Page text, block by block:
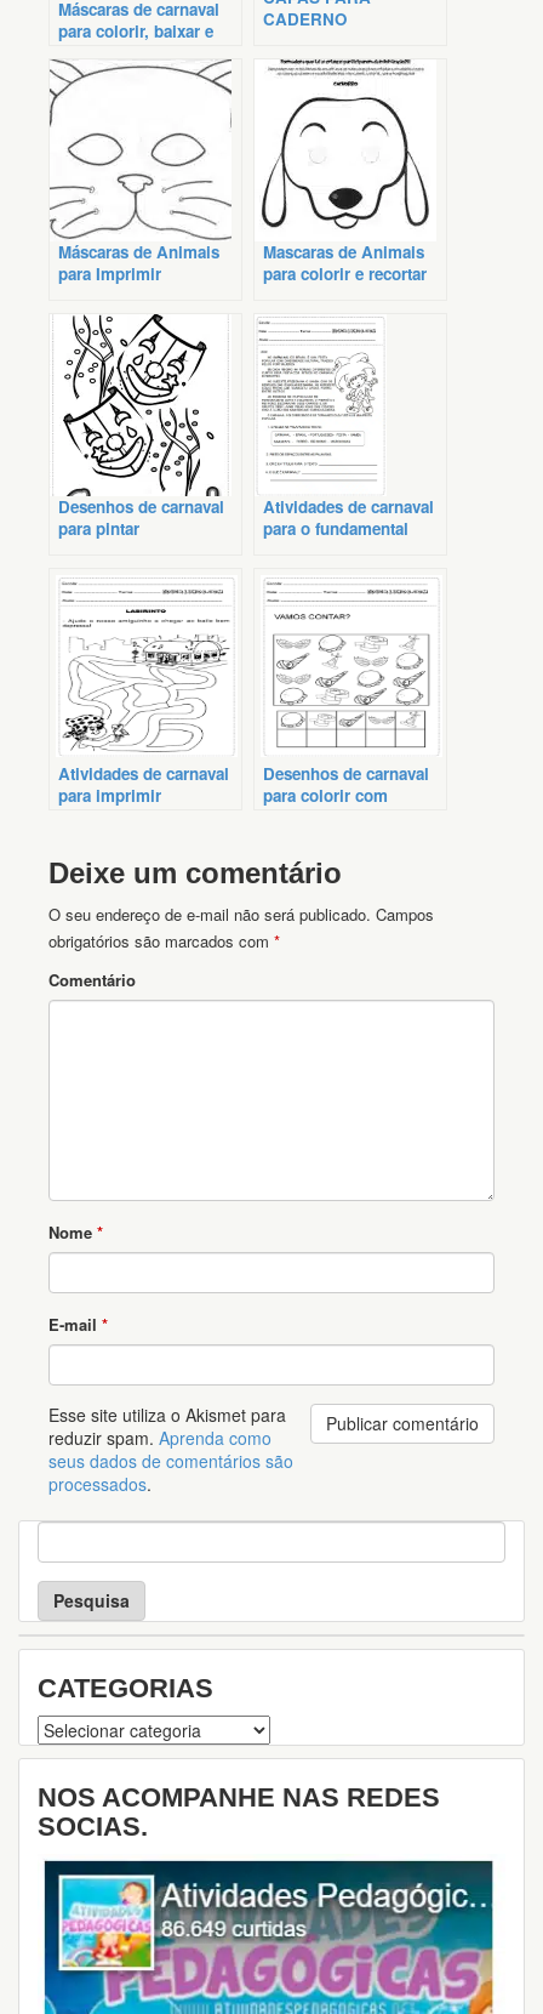
Máscaras de carnaval
para colorir, baixar e
CADERNO
Máscaras de Animais
para Imprimir
Mascaras de Animais
para colorir e recortar
Desenhos de carnaval
para pintar
Atividades de carnaval
para o fundamental
Atividades de carnaval
para imprimir
Desenhos de carnaval
para colorir com
Deixe um comentário
O seu endereço de e-mail não será publicado. Campos
obrigatórios são marcados com *
Comentário
Nome *
E-mail *
Esse site utiliza o Akismet para
reduzir spam. Aprenda como
seus dados de comentários são
processados.
P
e
s
u
i
a
CATEGORIAS
Categorias
NOS ACOMPANHE NAS REDES
SOCIAS.